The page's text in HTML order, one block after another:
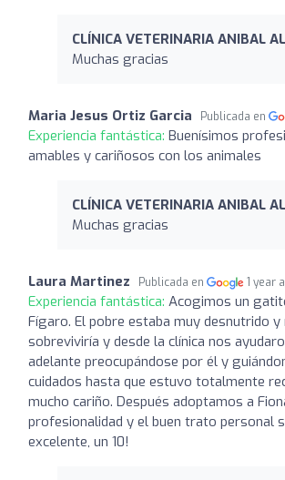
CLÍNICA VETERINARIA ANIBAL
Muchas gracias
Maria Jesus Ortiz Garcia Publicada en
Experiencia fantástica: Buenísimos
amables y cariñosos con los animales
CLÍNICA VETERINARIA ANIBAL
Muchas gracias
Laura Martinez Publicada en 1 year
Experiencia fantástica: Acogimos un
Fígaro. El pobre estaba muy desnutrido y
sobreviviría y desde la clínica nos
adelante preocupándose por él y
cuidados hasta que estuvo totalmente
mucho cariño. Después adoptamos a
profesionalidad y el buen trato personal
excelente, un 10!